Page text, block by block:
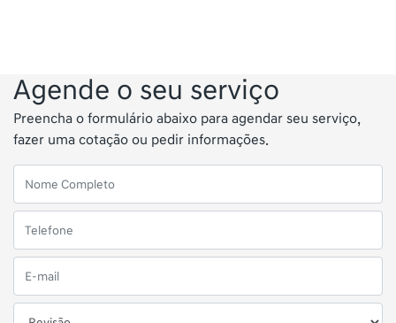
Agende o seu serviço
Preencha o formulário abaixo para agendar seu serviço,
fazer uma cotação ou pedir informações.